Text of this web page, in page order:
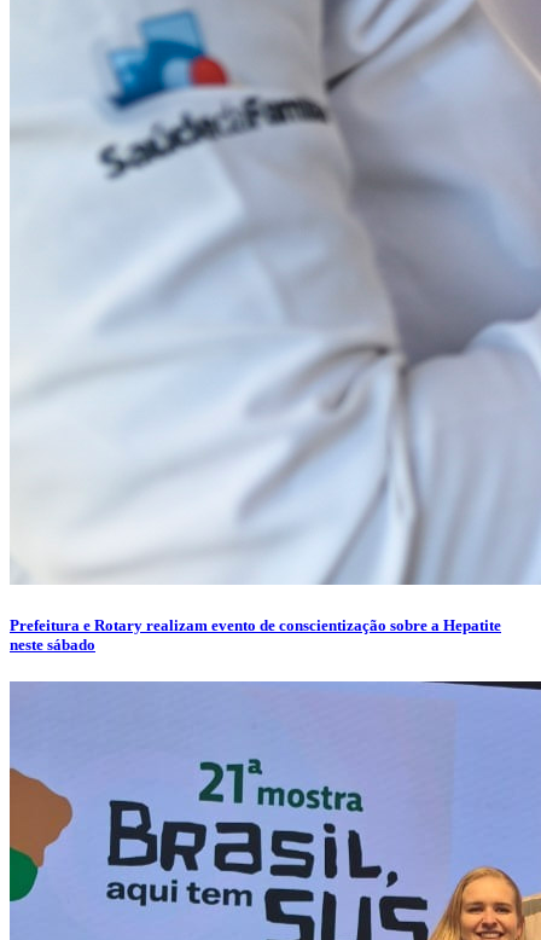
Prefeitura e Rotary realizam evento de conscientização sobre a Hepatite
neste sábado